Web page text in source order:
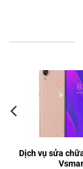
Dịch vụ sửa